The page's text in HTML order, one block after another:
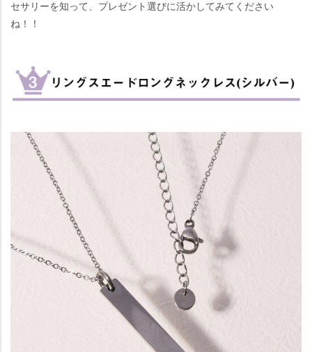
セサリーを知って、プレゼント選びに活かしてみてください
ね！！